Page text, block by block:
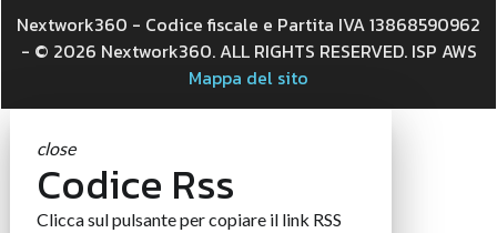
Nextwork360 - Codice fiscale e Partita IVA 13868590962
- © 2026 Nextwork360. ALL RIGHTS RESERVED. ISP AWS
Mappa del sito
close
Codice Rss
Clicca sul pulsante per copiare il link RSS